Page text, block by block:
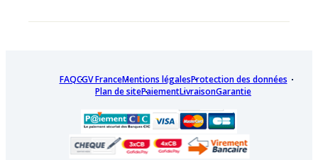
FAQCGV FranceMentions légalesProtection des données
Plan de sitePaiementLivraisonGarantie